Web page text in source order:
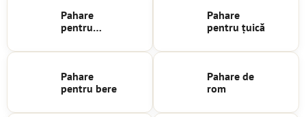
Pahare
pentru
Pahare
pentru țuică
Pahare
pentru bere
Pahare de
rom